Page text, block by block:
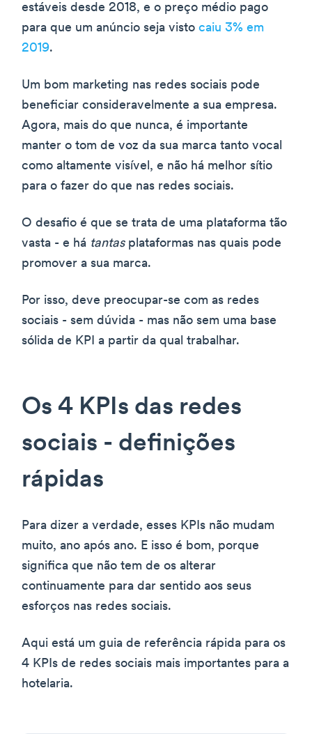
estáveis desde 2018, e o preço médio pago
para que um anúncio seja visto caiu 3% em
2019.
Um bom marketing nas redes sociais pode
beneficiar consideravelmente a sua empresa.
Agora, mais do que nunca, é importante
manter o tom de voz da sua marca tanto vocal
como altamente visível, e não há melhor sítio
para o fazer do que nas redes sociais.
O desafio é que se trata de uma plataforma tão
vasta - e há tantasplataformas nas quais pode
promover a sua marca.
Por isso, deve preocupar-se com as redes
sociais - sem dúvida - mas não sem uma base
sólida de KPI a partir da qual trabalhar.
Os 4 KPIs das redes
sociais - definições
rápidas
Para dizer a verdade, esses KPIs não mudam
muito, ano após ano. E isso é bom, porque
significa que não tem de os alterar
continuamente para dar sentido aos seus
esforços nas redes sociais.
Aqui está um guia de referência rápida para os
4 KPIs de redes sociais mais importantes para a
hotelaria.